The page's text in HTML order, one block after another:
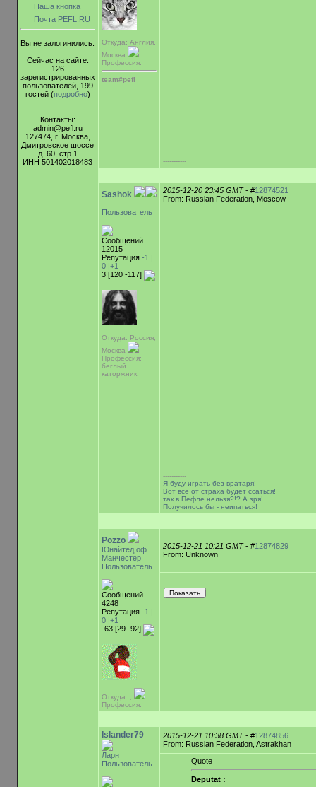
Наша кнопка
Почта PEFL.RU
Вы не залогинились.
Сейчас на сайте:
126
зарегистрированных
пользователей, 199
гостей (подробно)
Контакты:
admin@pefl.ru
127474, г. Москва,
Дмитровское шоссе
д. 60, стр.1
ИНН 501402018483
Откуда: Англия,
Москва
Профессия:
team#pefl
-----------
Sashok
Пользователь
Сообщений
12015
Репутация -1 |
0 |+1
3 [120 -117]
Откуда: Россия,
Москва
Профессия:
беглый
каторжник
2015-12-20 23:45 GMT- #12874521
From: Russian Federation, Moscow
-----------
Я буду играть без вратаря!
Вот все от страха будет ссаться!
так в Пефле нельзя?!? А зря!
Получилось бы - неипаться!
Pozzo
Юнайтед оф
Манчестер
Пользователь
Сообщений
4248
Репутация -1 |
0 |+1
-63 [29 -92]
Откуда: ,
Профессия:
2015-12-21 10:21 GMT- #12874829
From: Unknown
-----------
Islander79
Ларн
Пользователь
2015-12-21 10:38 GMT- #12874856
From: Russian Federation, Astrakhan
Quote
Deputat :